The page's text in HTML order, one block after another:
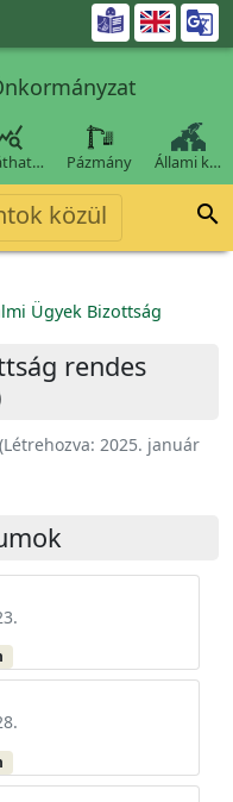

Pázmány Állami k…
közül 
Ügyek Bizottság
rendes
(Létrehozva: 2025. január